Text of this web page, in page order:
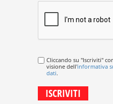
Cliccando su "Iscriviti"
visione dell'informativa
dati.